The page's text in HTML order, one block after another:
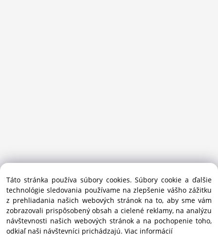
bežecké lyžovanie.
Ako prémiový partner Salomon pomáhame športovcom
vybrať správnu výbavu do mesta i hôr.
Copyright © 2019 - 2025 Sansport / info@sansport.sk / All
rights reserved
Táto stránka používa súbory cookies. Súbory cookie a ďalšie
technológie sledovania používame na zlepšenie vášho zážitku
z prehliadania našich webových stránok na to, aby sme vám
zobrazovali prispôsobený obsah a cielené reklamy, na analýzu
návštevnosti našich webových stránok a na pochopenie toho,
odkiaľ naši návštevníci prichádzajú. Viac informácií